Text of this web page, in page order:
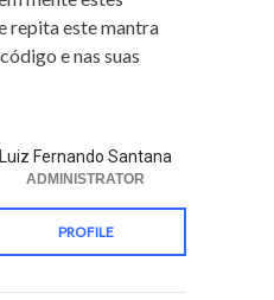
repita este mantra
e nas suas
Luiz Fernando Santana
ADMINISTRATOR
PROFILE